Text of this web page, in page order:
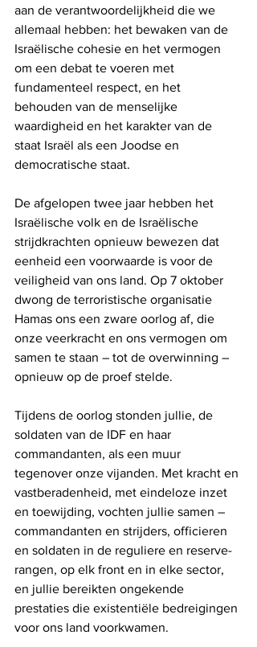
aan de verantwoordelijkheid die we
allemaal hebben: het bewaken van de
Israëlische cohesie en het vermogen
om een ​​debat te voeren met
fundamenteel respect, en het
behouden van de menselijke
waardigheid en het karakter van de
staat Israël als een Joodse en
democratische staat.
De afgelopen twee jaar hebben het
Israëlische volk en de Israëlische
strijdkrachten opnieuw bewezen dat
eenheid een voorwaarde is voor de
veiligheid van ons land. Op 7 oktober
dwong de terroristische organisatie
Hamas ons een zware oorlog af, die
onze veerkracht en ons vermogen om
samen te staan ​​– tot de overwinning –
opnieuw op de proef stelde.
Tijdens de oorlog stonden jullie, de
soldaten van de IDF en haar
commandanten, als een muur
tegenover onze vijanden. Met kracht en
vastberadenheid, met eindeloze inzet
en toewijding, vochten jullie samen –
commandanten en strijders, officieren
en soldaten in de reguliere en reserve-
rangen, op elk front en in elke sector,
en jullie bereikten ongekende
prestaties die existentiële bedreigingen
voor ons land voorkwamen.